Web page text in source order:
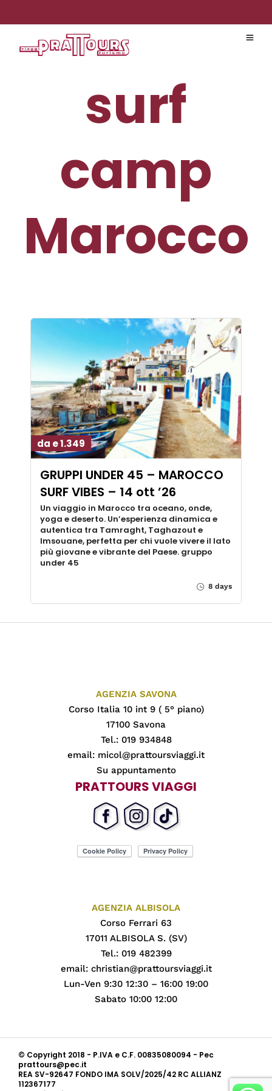
surf
camp
Marocco
da e 1.349
GRUPPI UNDER 45 – MAROCCO
SURF VIBES – 14 ott ’26
Un viaggio in Marocco tra oceano, onde,
yoga e deserto. Un’esperienza dinamica e
autentica tra Tamraght, Taghazout e
Imsouane, perfetta per chi vuole vivere il lato
più giovane e vibrante del Paese. gruppo
under 45
8 days
AGENZIA SAVONA
Corso Italia 10 int 9 ( 5° piano)
17100 Savona
Tel.: 019 934848
email: micol@prattoursviaggi.it
Su appuntamento
PRATTOURS VIAGGI
AGENZIA ALBISOLA
Corso Ferrari 63
17011 ALBISOLA S. (SV)
Tel.: 019 482399
email: christian@prattoursviaggi.it
Lun-Ven 9:30 12:30 – 16:00 19:00
Sabato 10:00 12:00
© Copyright 2018 - P.IVA e C.F. 00835080094 - Pec
prattours@pec.it
REA SV-92647 FONDO IMA SOLV/2025/42 RC ALLIANZ
112367177